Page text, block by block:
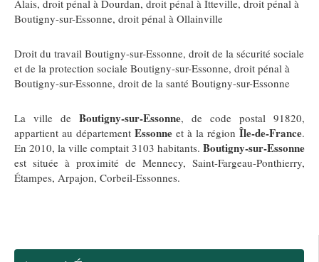
Alais, droit pénal à Dourdan, droit pénal à Itteville, droit pénal à
Boutigny-sur-Essonne, droit pénal à Ollainville
Droit du travail Boutigny-sur-Essonne, droit de la sécurité sociale
et de la protection sociale Boutigny-sur-Essonne, droit pénal à
Boutigny-sur-Essonne, droit de la santé Boutigny-sur-Essonne
La ville de Boutigny-sur-Essonne, de code postal 91820,
appartient au département Essonne et à la région Île-de-France.
En 2010, la ville comptait 3103 habitants. Boutigny-sur-Essonne
est située à proximité de Mennecy, Saint-Fargeau-Ponthierry,
Étampes, Arpajon, Corbeil-Essonnes.